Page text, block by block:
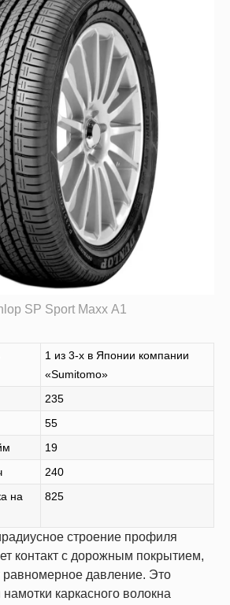
SP Sport Maxx A1
1 из 3-х в Японии компании
«Sumitomo»
235
55
19
240
на
825
строение профиля
контакт с дорожным покрытием,
давление. Это
намотки каркасного волокна